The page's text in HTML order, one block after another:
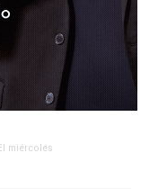
Seelisberg
en beneficio
de
miércoles